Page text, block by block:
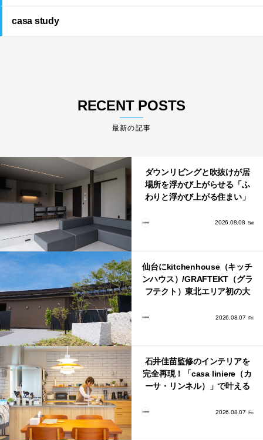
casa study
RECENT POSTS
最新の記事
ダウンリビングと吹抜けが居
場所を浮かび上がらせる「ふ
わりと浮かび上がる住まい」
2026.08.08 Sat
仙台にkitchenhouse（キッチ
ンハウス）/GRAFTEKT（グラ
フテクト）東北エリア初の大
2026.08.07 Fri
石井佳苗監修のインテリアを
完全再現！「casa liniere（カ
ーサ・リンネル）」で叶える
2026.08.07 Fri